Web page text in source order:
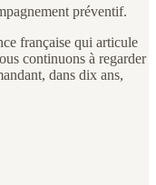
préventif.
française qui articule
continuons à regarder
dans dix ans,